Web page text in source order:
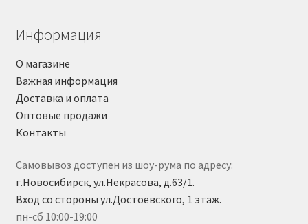
Информация
О магазине
Важная информация
Доставка и оплата
Оптовые продажи
Контакты
Самовывоз доступен из шоу-рума по адресу:
г.Новосибирск, ул.Некрасова, д.63/1.
Вход со стороны ул.Достоевского, 1 этаж.
пн-сб 10:00-19:00